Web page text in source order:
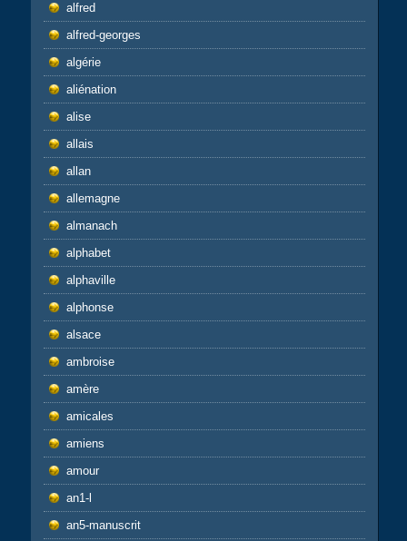
alfred
alfred-georges
algérie
aliénation
alise
allais
allan
allemagne
almanach
alphabet
alphaville
alphonse
alsace
ambroise
amère
amicales
amiens
amour
an1-l
an5-manuscrit